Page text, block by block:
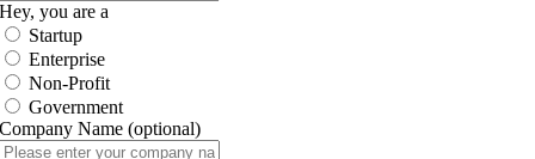
Hey, you are a
Startup
Enterprise
Non-Profit
Government
Company Name (optional)